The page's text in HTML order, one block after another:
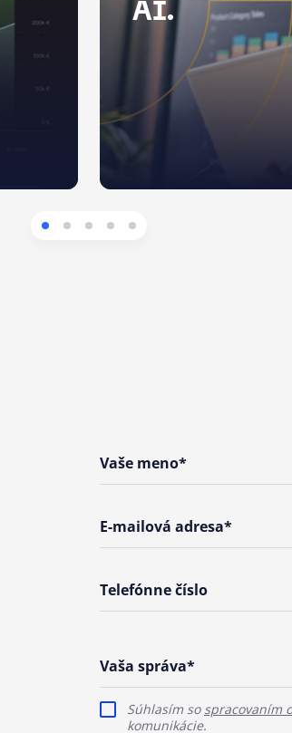
AI.
Vaše meno*
E-mailová adresa*
Telefónne číslo
Vaša správa*
Súhlasím so spracovaním
komunikácie.